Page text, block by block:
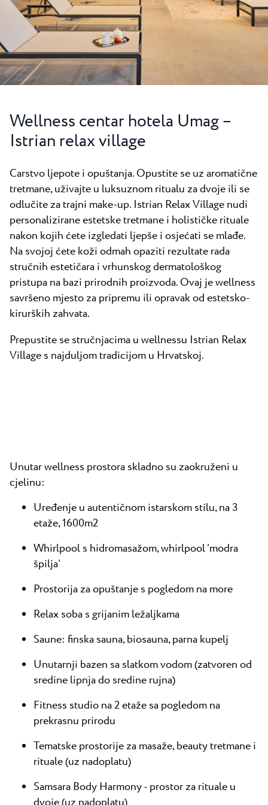
Plaže
Plava Laguna Sport
Aktivni odmor
Marine
Pepi Club
Istražite sve
Novosti
Kontakt
Wellness centar hotela Umag –
Istrian relax village
Carstvo ljepote i opuštanja. Opustite se uz aromatične
tretmane, uživajte u luksuznom ritualu za dvoje ili se
odlučite za trajni make-up. Istrian Relax Village nudi
personalizirane estetske tretmane i holističke rituale
nakon kojih ćete izgledati ljepše i osjećati se mlađe.
Na svojoj ćete koži odmah opaziti rezultate rada
stručnih estetičara i vrhunskog dermatološkog
pristupa na bazi prirodnih proizvoda. Ovaj je wellness
savršeno mjesto za pripremu ili opravak od estetsko-
kirurških zahvata.
Prepustite se stručnjacima u wellnessu Istrian Relax
Village s najduljom tradicijom u Hrvatskoj.
Unutar wellness prostora skladno su zaokruženi u
cjelinu:
Uređenje u autentičnom istarskom stilu, na 3
etaže, 1600m2
Whirlpool s hidromasažom, whirlpool ‘modra
špilja’
Prostorija za opuštanje s pogledom na more
Relax soba s grijanim ležaljkama
Saune: finska sauna, biosauna, parna kupelj
Unutarnji bazen sa slatkom vodom (zatvoren od
sredine lipnja do sredine rujna)
Fitness studio na 2 etaže sa pogledom na
prekrasnu prirodu
Tematske prostorije za masaže, beauty tretmane i
rituale (uz nadoplatu)
Samsara Body Harmony - prostor za rituale u